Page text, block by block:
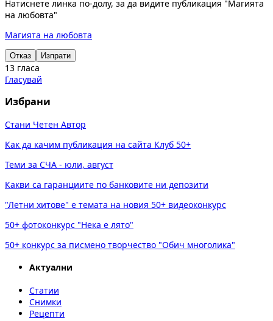
Натиснете линка по-долу, за да видите публикация "Магията
на любовта"
Магията на любовта
Отказ Изпрати
13 гласа
Гласувай
Избрани
Стани Четен Автор
Как да качим публикация на сайта Клуб 50+
Теми за СЧА - юли, август
Какви са гаранциите по банковите ни депозити
"Летни хитове" е темата на новия 50+ видеоконкурс
50+ фотоконкурс "Нека е лято"
50+ конкурс за писмено творчество "Обич многолика"
Актуални
Статии
Снимки
Рецепти